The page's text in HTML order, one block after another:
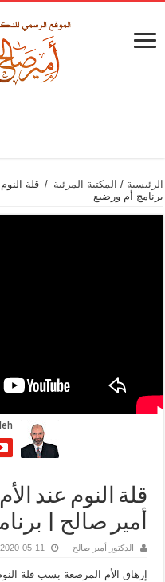
الرئيسية / المكتبة المرئية / قلة
برنامج أم ورضيع
قلة النوم عند
أمير صالح |
الدكتور أمير صالح 2020-05-11 14:42:56
إرهاق الأم المرضعة بسب قلة